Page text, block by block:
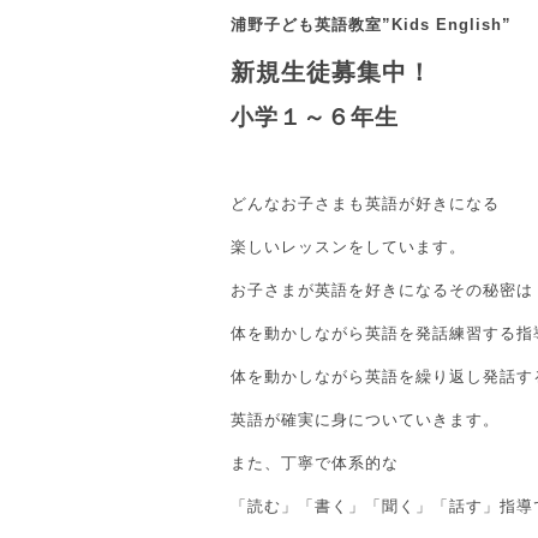
浦野子ども英語教室”Kids English”
新規生徒募集中！
小学１～６年生
どんなお子さまも英語が好きになる
楽しいレッスンをしています。
お子さまが英語を好きになるその秘密は
体を動かしながら英語を発話練習する指
体を動かしながら英語を繰り返し発話す
英語が確実に身についていきます。
また、丁寧で体系的な
「読む」「書く」「聞く」「話す」指導